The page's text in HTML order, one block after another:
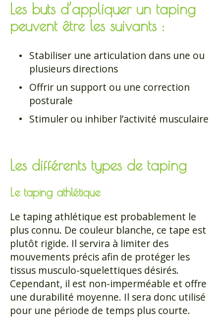
Les buts d’appliquer un taping
peuvent être les suivants :
Stabiliser une articulation dans une ou
plusieurs directions
Offrir un support ou une correction
posturale
Stimuler ou inhiber l’activité musculaire
Les différents types de taping
Le taping athlétique
Le taping athlétique est probablement le
plus connu. De couleur blanche, ce tape est
plutôt rigide. Il servira à limiter des
mouvements précis afin de protéger les
tissus musculo-squelettiques désirés.
Cependant, il est non-imperméable et offre
une durabilité moyenne. Il sera donc utilisé
pour une période de temps plus courte.